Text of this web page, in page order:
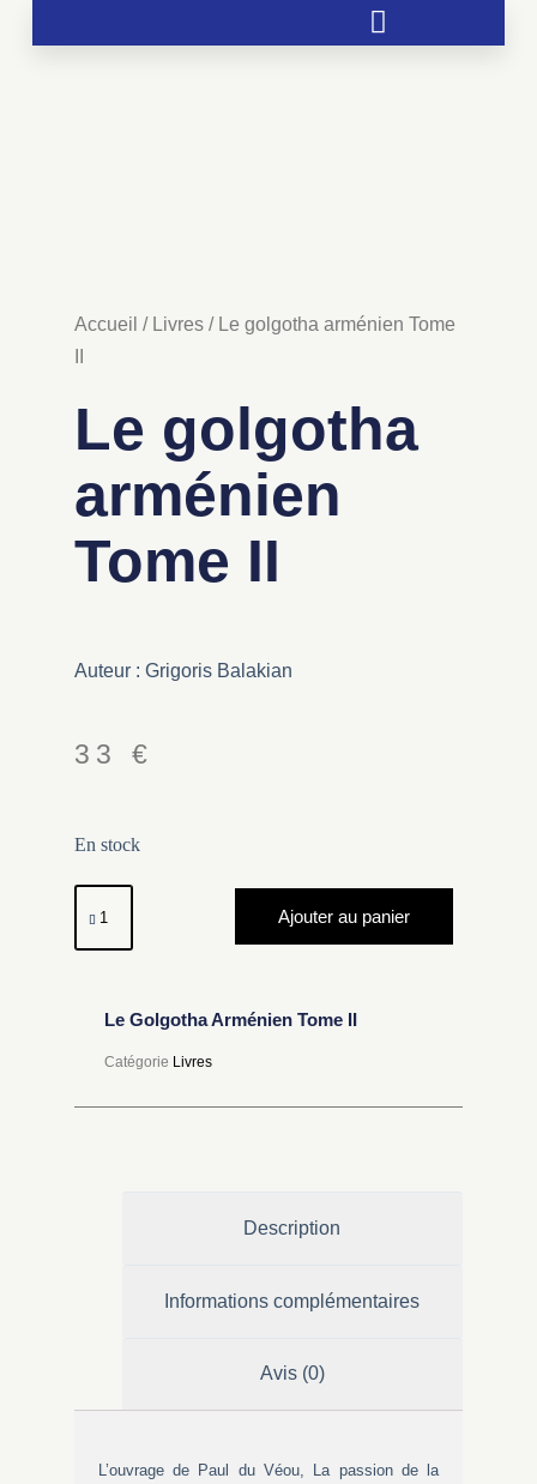
Accueil / Livres/ Le golgotha arménien Tome
Le golgotha
arménien
Tome II
Auteur : Grigoris Balakian
33€
En stock
Ajouter au panier
Le Golgotha Arménien Tome II
Catégorie Livres
Description
Informations complémentaires
Avis (0)
L’ouvrage de Paul du Véou, La passion de la